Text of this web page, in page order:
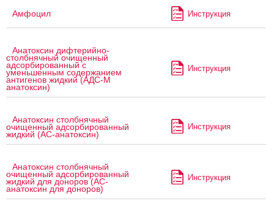
Амфоцил Инструкция
Анатоксин дифтерийно-
столбнячный очищенный
адсорбированный с
уменьшенным содержанием
антигенов жидкий (АДС-М
анатоксин)
Инструкция
Анатоксин столбнячный
очищенный адсорбированный
жидкий (АС-анатоксин)
Инструкция
Анатоксин столбнячный
очищенный адсорбированный
жидкий для доноров (АС-
анатоксин для доноров)
Инструкция